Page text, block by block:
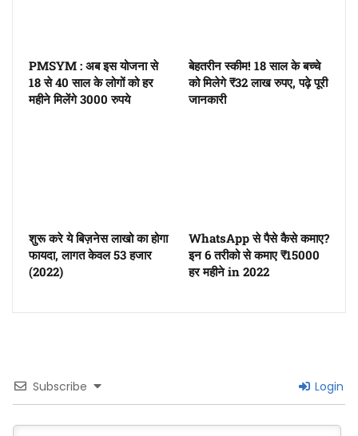
PMSYM : अब इस योजना से
18 से 40 साल के लोगों को हर
महीने मिलेंगे 3000 रुपये
बेहतरीन स्कीम! 18 साल के बच्चे
को मिलेगे ₹32 लाख रुपए, पढ़े पूरी
जानकारी
शुरू करे ये बिज़नेस लाखो का होगा
फायदा, लागत केवल 53 हजार
(2022)
WhatsApp से पैसे कैसे कमाए?
इन 6 तरीको से कमाए ₹15000
हर महीने in 2022
Subscribe Login